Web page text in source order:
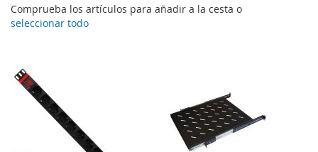
Comprueba los artículos para añadir a la cesta o
seleccionar todo